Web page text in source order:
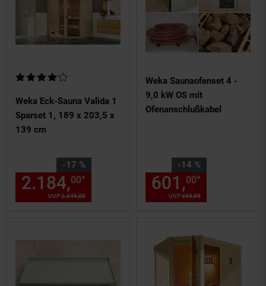
Weka Eck-Sauna Valida 1
Sparset 1, 189 x 203,5 x
139 cm
Kundenbewertung: 4 von 5 Sternen
-17 %
Sie Sparen 17 Prozent,
UVP2.649,00
2.184,00* Aktueller Preis: 2184,
Weka Saunaofenset 4 -
9,0 kW OS mit
Ofenanschlußkabel
-14 %
Sie Sparen 14 Prozent,
UVP699,99
601,00*